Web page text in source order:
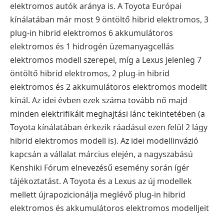
elektromos autók aránya is. A Toyota Európai
kínálatában már most 9 öntöltő hibrid elektromos, 3
plug-in hibrid elektromos 6 akkumulátoros
elektromos és 1 hidrogén üzemanyagcellás
elektromos modell szerepel, míg a Lexus jelenleg 7
öntöltő hibrid elektromos, 2 plug-in hibrid
elektromos és 2 akkumulátoros elektromos modellt
kínál. Az idei évben ezek száma tovább nő majd
minden elektrifikált meghajtási lánc tekintetében (a
Toyota kínálatában érkezik ráadásul ezen felül 2 lágy
hibrid elektromos modell is). Az idei modellinvázió
kapcsán a vállalat március elején, a nagyszabású
Kenshiki Fórum elnevezésű esemény során ígér
tájékoztatást. A Toyota és a Lexus az új modellek
mellett újrapozicionálja meglévő plug-in hibrid
elektromos és akkumulátoros elektromos modelljeit